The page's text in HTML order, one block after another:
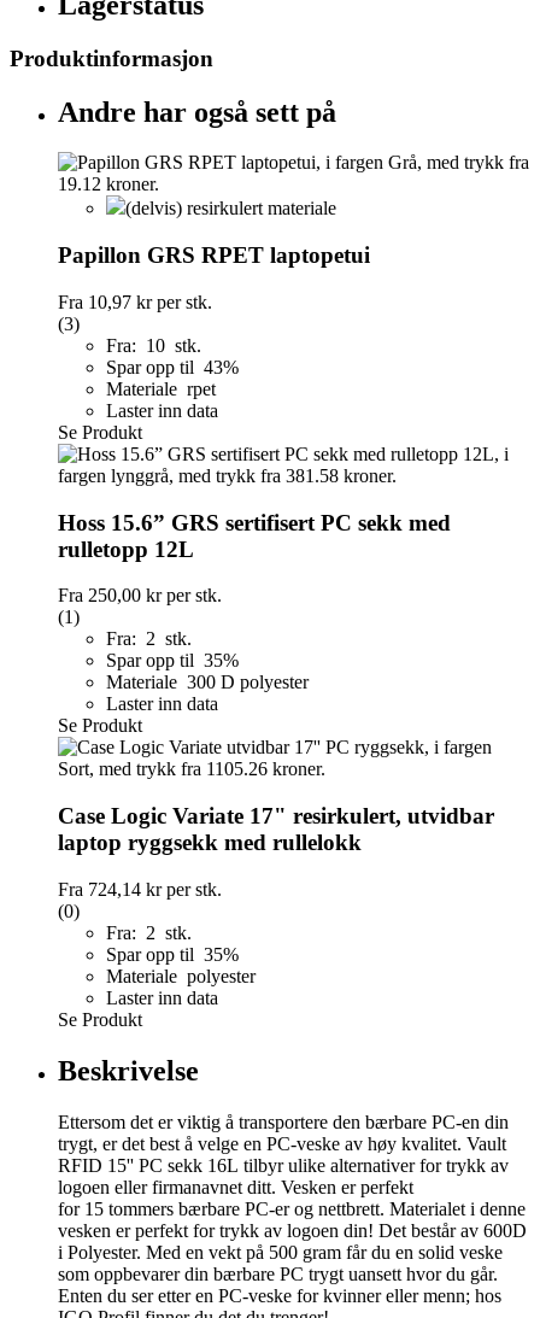
Produktinformasjon
Andre har også sett på
(delvis) resirkulert materiale
Papillon GRS RPET laptopetui
Fra 10,97 krper stk.
(3)
Fra: 10 stk.
Spar opp til 43%
Materiale rpet
Laster inn data
Se Produkt
Hoss 15.6” GRS sertifisert PC sekk med
rulletopp 12L
Fra 250,00 krper stk.
(1)
Fra: 2 stk.
Spar opp til 35%
Materiale 300 D polyester
Laster inn data
Se Produkt
Case Logic Variate 17" resirkulert, utvidbar
laptop ryggsekk med rullelokk
Fra 724,14 krper stk.
(0)
Fra: 2 stk.
Spar opp til 35%
Materiale polyester
Laster inn data
Se Produkt
Beskrivelse
Ettersom det er viktig å transportere den bærbare PC-en din
trygt, er det best å velge en PC-veske av høy kvalitet. Vault
RFID 15'' PC sekk 16L tilbyr ulike alternativer for trykk av
logoen eller firmanavnet ditt. Vesken er perfekt
for 15 tommers bærbare PC-er og nettbrett. Materialet i denne
vesken er perfekt for trykk av logoen din! Det består av 600D
i Polyester. Med en vekt på 500 gram får du en solid veske
som oppbevarer din bærbare PC trygt uansett hvor du går.
Enten du ser etter en PC-veske for kvinner eller menn; hos